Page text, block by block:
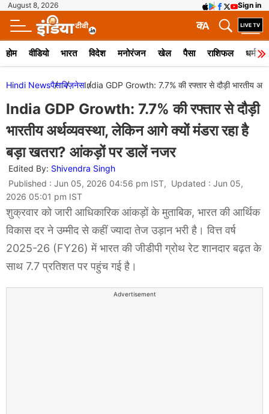
August 8, 2026 Sign in
A
क
होम वीडियो भारत विदेश मनोरंजन खेल पैसा राशिफल धर्म
Hindi Newsपैसाबिज़नेसIndia GDP Growth: 7.7% की रफ्तार से दौड़ी भारतीय
India GDP Growth: 7.7% की रफ्तार से दौड़ी
भारतीय अर्थव्यवस्था, लेकिन आगे क्यों मंडरा रहा है
बड़ा खतरा? आंकड़ों पर डालें नजर
Edited By: Shivendra Singh
Published : Jun 05, 2026 04:56 pm IST, Updated : Jun 05,
2026 05:01 pm IST
शुक्रवार को जारी आधिकारिक आंकड़ों के मुताबिक, भारत की आर्थिक
विकास दर ने उम्मीद से कहीं ज्यादा तेज उड़ान भरी है। वित्त वर्ष
2025-26 (FY26) में भारत की जीडीपी ग्रोथ रेट शानदार बढ़त के
साथ 7.7 प्रतिशत पर पहुंच गई है।
Advertisement